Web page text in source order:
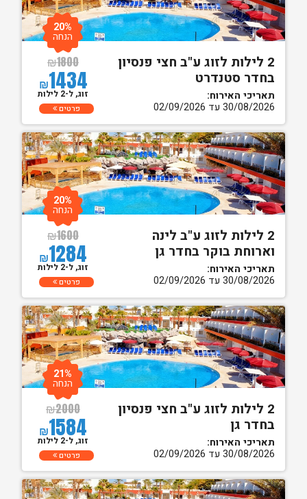
2 לילות לזוג ע"ב חצי פנסיון
בחדר סטנדרט
תאריכי האירוח:
30/08/2026 עד 02/09/2026
₪1800
₪1434
20%
הנחה
זוג, ל-2 לילות
פרטים
2 לילות לזוג ע"ב לינה
וארוחת בוקר בחדר גן
תאריכי האירוח:
30/08/2026 עד 02/09/2026
₪1600
₪1284
20%
הנחה
זוג, ל-2 לילות
פרטים
2 לילות לזוג ע"ב חצי פנסיון
בחדר גן
תאריכי האירוח:
30/08/2026 עד 02/09/2026
₪2000
₪1584
21%
הנחה
זוג, ל-2 לילות
פרטים